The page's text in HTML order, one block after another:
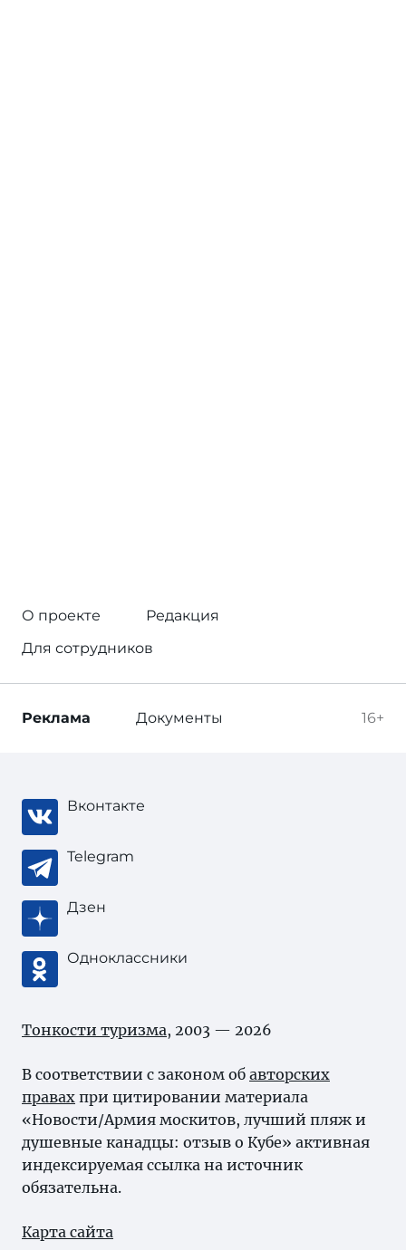
О проекте
Редакция
Для сотрудников
16+
Реклама Документы
Вконтакте
Telegram
Дзен
Одноклассники
Тонкости туризма, 2003 — 2026
В соответствии с законом об авторских
правах при цитировании материала
«Новости/Армия москитов, лучший пляж и
душевные канадцы: отзыв о Кубе» активная
индексируемая ссылка на источник
обязательна.
Карта сайта